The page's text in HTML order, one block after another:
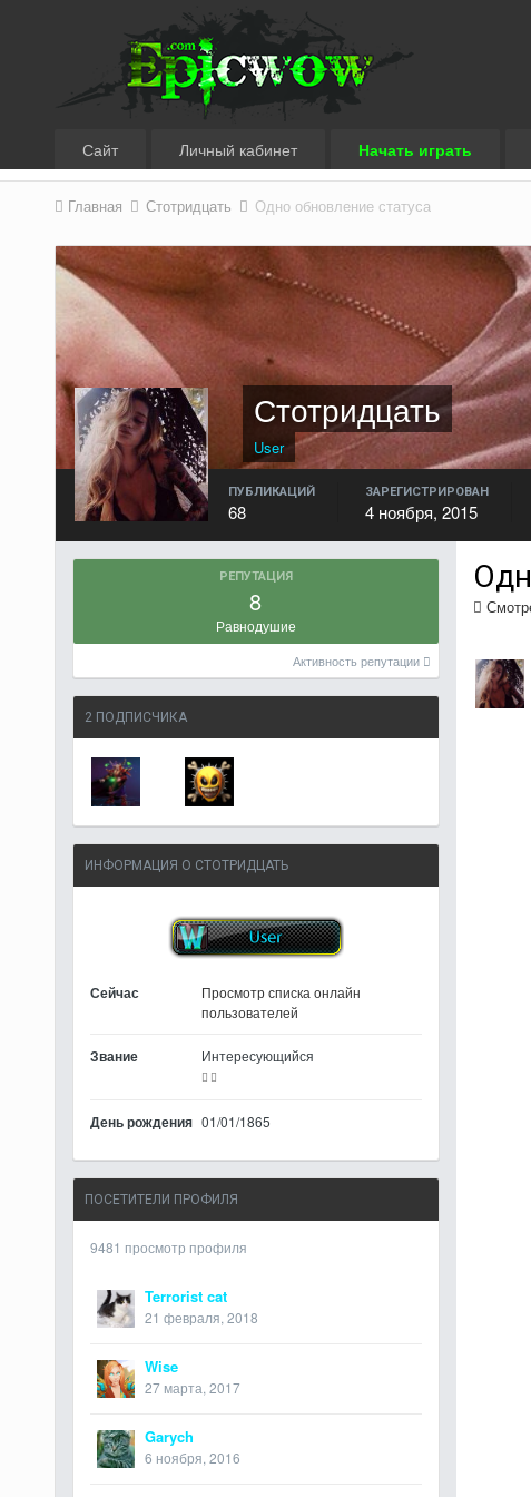
Сайт Личный кабинет Начать играть
Главная Стотридцать Одно обновление статуса
Стотридцать
User
ПУБЛИКАЦИЙ
68
ЗАРЕГИСТРИРОВАН
4 ноября, 2015
РЕПУТАЦИЯ
8
Равнодушие
Активность репутации
2 ПОДПИСЧИКА
ИНФОРМАЦИЯ О СТОТРИДЦАТЬ
Сейчас
Просмотр списка онлайн
пользователей
Звание Интересующийся
День рождения 01/01/1865
ПОСЕТИТЕЛИ ПРОФИЛЯ
9481 просмотр профиля
Terrorist cat
21 февраля, 2018
Wise
27 марта, 2017
Garych
6 ноября, 2016